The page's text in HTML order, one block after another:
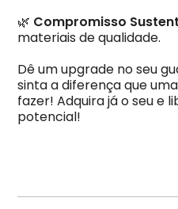
🌿 Compromisso
materiais de qualidade.
Dê um upgrade no seu
sinta a diferença que
fazer! Adquira já o seu e
potencial!